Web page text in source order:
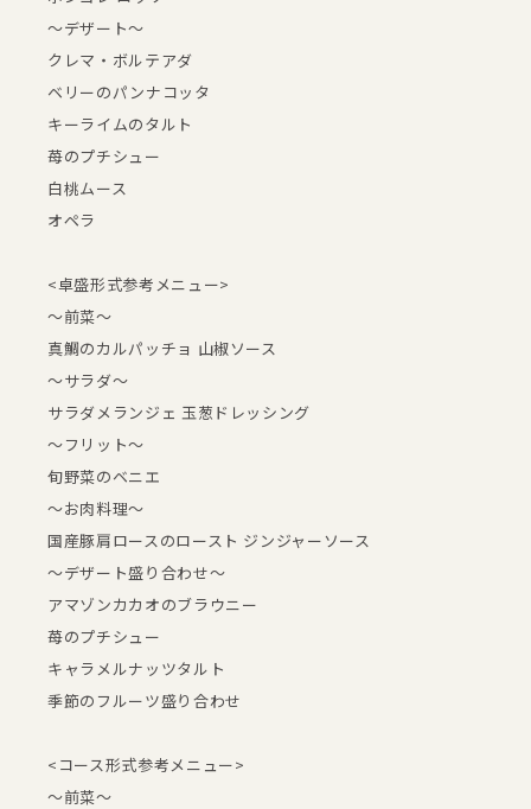
～デザート～
クレマ・ボルテアダ
ベリーのパンナコッタ
キーライムのタルト
苺のプチシュー
白桃ムース
オペラ
<卓盛形式参考メニュー>
～前菜～
真鯛のカルパッチョ 山椒ソース
～サラダ～
サラダメランジェ 玉葱ドレッシング
～フリット～
旬野菜のベニエ
～お肉料理～
国産豚肩ロースのロースト ジンジャーソース
～デザート盛り合わせ～
アマゾンカカオのブラウニー
苺のプチシュー
キャラメルナッツタルト
季節のフルーツ盛り合わせ
<コース形式参考メニュー>
～前菜～